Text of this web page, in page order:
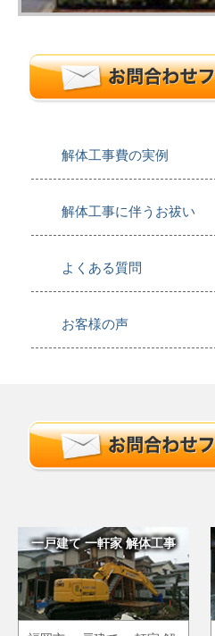
解体工事費の実例
解体工事に伴うお祓い
よくある質問
お客様の声
一戸建て 一軒家 解体工事